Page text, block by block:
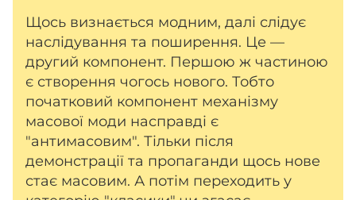
Щось визнається модним, далі слідує
наслідування та поширення. Це —
другий компонент. Першою ж частиною
є створення чогось нового. Тобто
початковий компонент механізму
масової моди насправді є
"антимасовим". Тільки після
демонстрації та пропаганди щось нове
стає масовим. А потім переходить у